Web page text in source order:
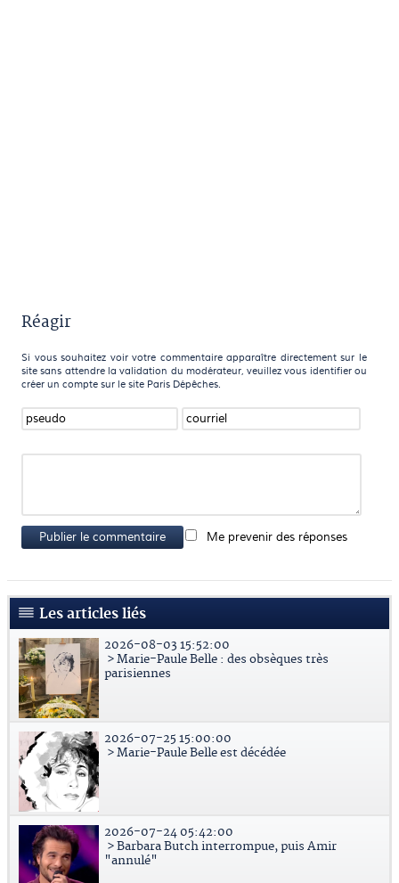
Réagir
Si vous souhaitez voir votre commentaire apparaître directement sur le
site sans attendre la validation du modérateur, veuillez vous identifier ou
créer un compte sur le site Paris Dépêches.
Publier le commentaire Me prevenir des réponses
Les articles liés
2026-08-03 15:52:00
> Marie-Paule Belle : des obsèques très
parisiennes
2026-07-25 15:00:00
> Marie-Paule Belle est décédée
2026-07-24 05:42:00
> Barbara Butch interrompue, puis Amir
"annulé"